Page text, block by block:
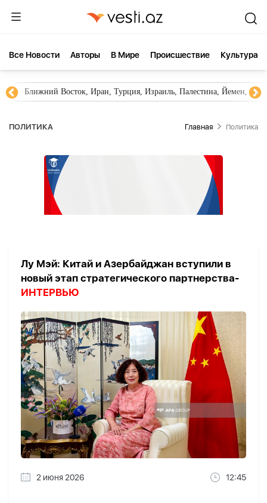
Все Новости Aвторы В Мире Происшествие Культура
Ближний Восток, Иран, Турция, Израиль, Палестина, Йемен,
ПОЛИТИКА Главная Политика
Лу Мэй: Китай и Азербайджан вступили в
новый этап стратегического партнерства-
ИНТЕРВЬЮ
2 июня 2026 12:45